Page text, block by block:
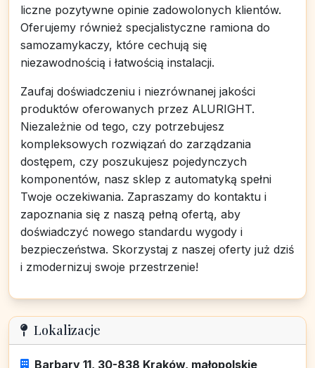
liczne pozytywne opinie zadowolonych klientów.
Oferujemy również specjalistyczne ramiona do
samozamykaczy, które cechują się
niezawodnością i łatwością instalacji.
Zaufaj doświadczeniu i niezrównanej jakości
produktów oferowanych przez ALURIGHT.
Niezależnie od tego, czy potrzebujesz
kompleksowych rozwiązań do zarządzania
dostępem, czy poszukujesz pojedynczych
komponentów, nasz sklep z automatyką spełni
Twoje oczekiwania. Zapraszamy do kontaktu i
zapoznania się z naszą pełną ofertą, aby
doświadczyć nowego standardu wygody i
bezpieczeństwa. Skorzystaj z naszej oferty już dziś
i zmodernizuj swoje przestrzenie!
Lokalizacje
Barbary 11, 30-838 Kraków, małopolskie